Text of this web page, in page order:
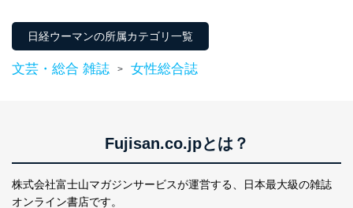
No
個人情報の種類 利用目的
購入商品の配送のため
ｅメール等による商品、サービ
析して、趣味・嗜好に
応じた新商品・サービスに関する
当社にお問合わせ
お問い合わせ対応、トラブル対
日経ウーマンの所属カテゴリ一覧
文芸・総合 雑誌 > 女性総合誌
Fujisan.co.jpとは？
株式会社富士山マガジンサービスが運営する、
日本最大級の雑誌
オンライン書店です。